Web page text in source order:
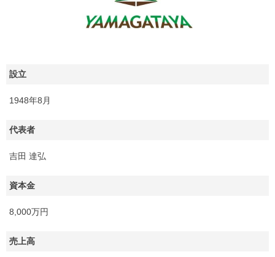
設立
1948年8月
代表者
吉田 達弘
資本金
8,000万円
売上高